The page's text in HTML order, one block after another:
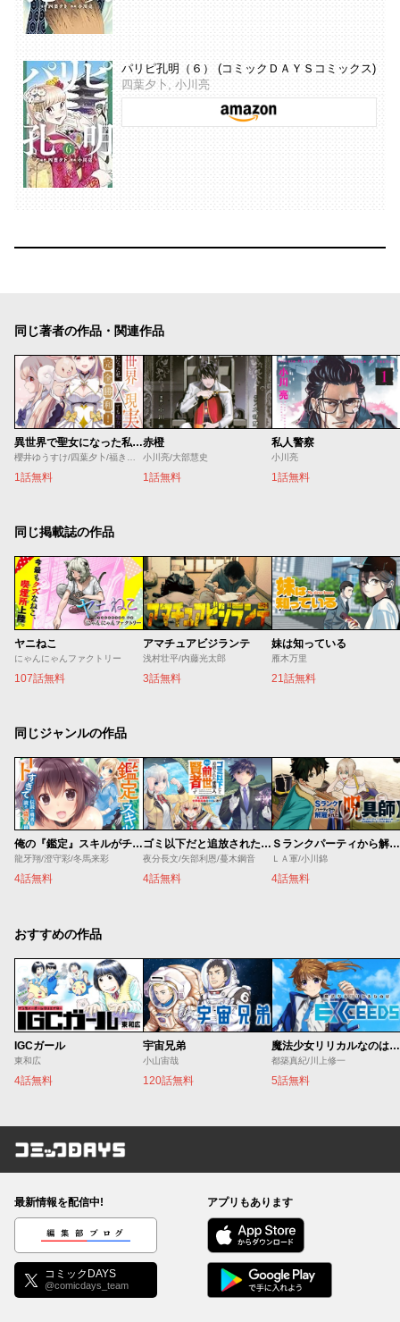
パリピ孔明（６） (コミックＤＡＹＳコミックス)
四葉夕卜, 小川亮
同じ著者の作品・関連作品
異世界で聖女になった私、現実世界でも聖女チートで完全勝利！
1話無料
赤橙
小川亮/大部慧史
1話無料
私人警察
小川亮
1話無料
同じ掲載誌の作品
ヤニねこ
にゃんにゃんファクトリー
107話無料
アマチュアビジランテ
浅村壮平/内藤光太郎
3話無料
妹は知っている
雁木万里
21話無料
同じジャンルの作品
俺の『鑑定』スキルがチートすぎて
龍牙翔/澄守彩/冬馬来彩
4話無料
ゴミ以下だと追放された使用人、実は前世賢者です ～史上最強の賢者、世界最高峰の学園に通う～
夜分長文/矢部利恩/蔓木鋼音
4話無料
Ｓランクパーティから解雇された【呪具師】～『呪いのアイテム』しか作れませんが、その性能はアーティファクト級なり……！～
ＬＡ軍/小川錦
4話無料
おすすめの作品
IGCガール
東和広
4話無料
宇宙兄弟
小山宙哉
120話無料
魔法少女リリカルなのは EXCEEDS
都築真紀/川上修一
5話無料
コミックDAYS
最新情報を配信中!
編集部ブログ
コミックDAYS
@comicdays_team
アプリもあります